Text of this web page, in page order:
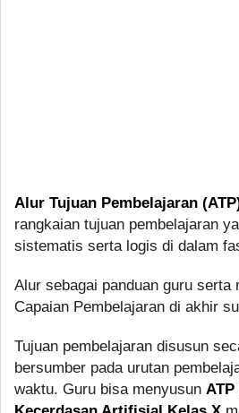
Alur Tujuan Pembelajaran
rangkaian tujuan pembelajaran
sistematis serta logis di dalam
Alur sebagai panduan guru serta
Capaian Pembelajaran di akhir
Tujuan pembelajaran disusun
bersumber pada urutan
waktu. Guru bisa menyusun